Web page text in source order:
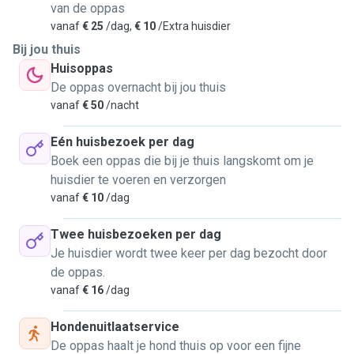
own, but thankfully I can use this app to enjoy being around
animals and help some of you when you need.
I'm available for walks, visits or take care of them while I
work remotely. I live next to the Vondelpark ( updating
pictures soon) and I would prefer this area but I'm open to
bike further. Send me a message and I'm sure we can figure
something out.
Of course! Make sure your pet is vaccinated!
Looking forward to meeting new friends 😺 🐈
van de oppas
vanaf€ 25 /dag, € 10/Extra huisdier
Bij jou thuis
Huisoppas
De oppas overnacht bij jou thuis
vanaf€ 50/nacht
Eén huisbezoek per dag
Boek een oppas die bij je thuis langskomt om je
huisdier te voeren en verzorgen
vanaf€ 10/dag
Twee huisbezoeken per dag
Je huisdier wordt twee keer per dag bezocht door
de oppas.
vanaf€ 16/dag
Hondenuitlaatservice
De oppas haalt je hond thuis op voor een fijne